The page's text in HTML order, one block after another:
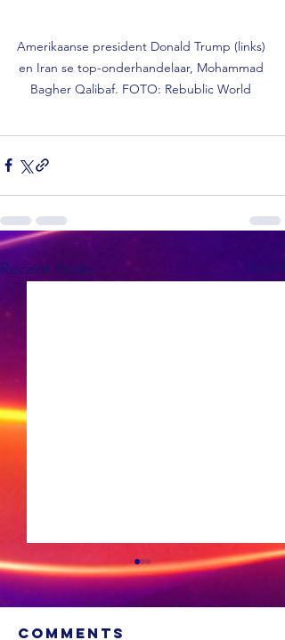
Amerikaanse president Donald Trump (links)
en Iran se top-onderhandelaar, Mohammad
Bagher Qalibaf. FOTO: Rebublic World
Recent Posts See All
Comments